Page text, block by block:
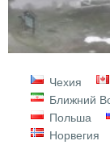
Чехия
Ближний
Польша
Норвегия